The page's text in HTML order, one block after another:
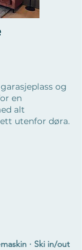
og
en
alt
utenfor døra.
· Ski in/out